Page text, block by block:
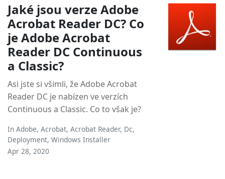
Jaké jsou verze Adobe
Acrobat Reader DC? Co
je Adobe Acrobat
Reader DC Continuous
a Classic?
Asi jste si všimli, že Adobe Acrobat
Reader DC je nabízen ve verzích
Continuous a Classic. Co to však je?
In Adobe, Acrobat, Acrobat Reader, Dc,
Deployment, Windows Installer
Apr 28, 2020